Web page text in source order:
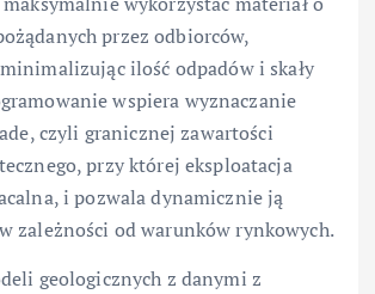
przez odbiorców,
ilość odpadów i skały
wspiera wyznaczanie
czyli granicznej zawartości
przy której eksploatacja
i pozwala dynamicznie ją
zależności od warunków rynkowych.
geologicznych z danymi z